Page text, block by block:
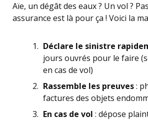
Aïe, un dégât des eaux ? Un vol ?
assurance est là pour ça ! Voici la
Déclare le sinistre
jours ouvrés pour le faire
en cas de vol)
Rassemble les preuves:
factures des objets
En cas de vol : dépose